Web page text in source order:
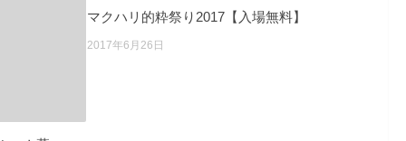
マクハリ的粋祭り2017【入場無料】
2017年6月26日